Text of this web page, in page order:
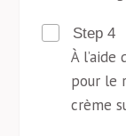
Step 4
À
pour le
crème